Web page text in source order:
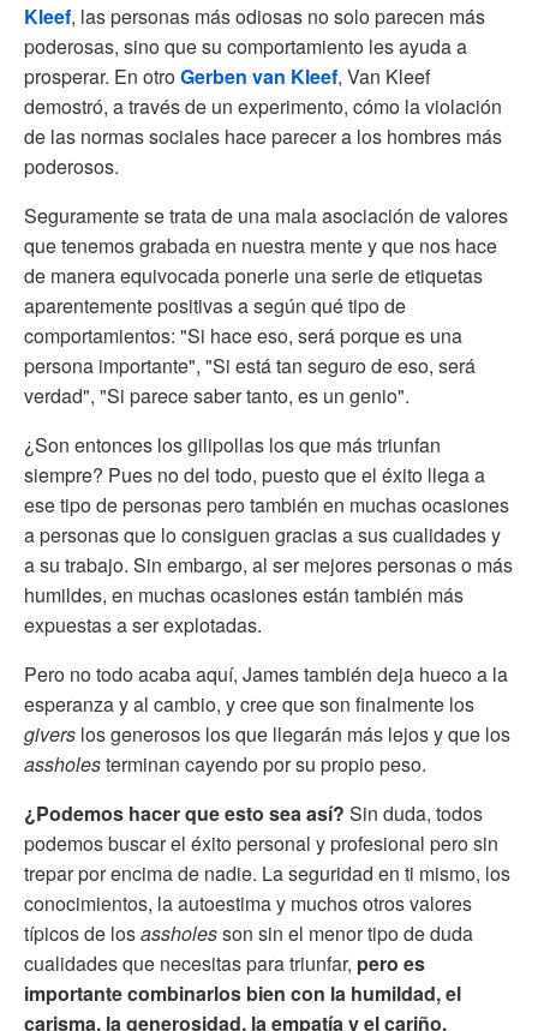
Kleef, las personas más odiosas no solo parecen más
poderosas, sino que su comportamiento les ayuda a
prosperar. En otroGerben van Kleef, Van Kleef
demostró, a través de un experimento, cómo la violación
de las normas sociales hace parecer a los hombres más
poderosos.
Seguramente se trata de una mala asociación de valores
que tenemos grabada en nuestra mente y que nos hace
de manera equivocada ponerle una serie de etiquetas
aparentemente positivas a según qué tipo de
comportamientos: "Si hace eso, será porque es una
persona importante", "Si está tan seguro de eso, será
verdad", "Si parece saber tanto, es un genio".
¿Son entonces los gilipollas los que más triunfan
siempre? Pues no del todo, puesto que el éxito llega a
ese tipo de personas pero también en muchas ocasiones
a personas que lo consiguen gracias a sus cualidades y
a su trabajo. Sin embargo, al ser mejores personas o más
humildes, en muchas ocasiones están también más
expuestas a ser explotadas.
Pero no todo acaba aquí, James también deja hueco a la
esperanza y al cambio, y cree que son finalmente los
givers los generosos los que llegarán más lejos y que los
assholesterminan cayendo por su propio peso.
¿Podemos hacer que esto sea así? Sin duda, todos
podemos buscar el éxito personal y profesional pero sin
trepar por encima de nadie. La seguridad en ti mismo, los
conocimientos, la autoestima y muchos otros valores
típicos de losassholesson sin el menor tipo de duda
cualidades que necesitas para triunfar, pero es
importante combinarlos bien con la humildad, el
carisma, la generosidad, la empatía y el cariño.